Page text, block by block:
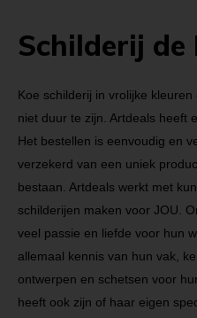
Schilderij de
Koe schilderij in vrolijke
niet duur te zijn. Artdeals heeft
Het bestellen is eenvoudig en
verzekerd van een uniek
bestaan. Artdeals werkt met
schilderijen maken voor JOU.
veel passie en liefde voor hun
allemaal kennis van hun vak,
ontwerpen en schetsen voor
heeft ook zijn of haar eigen